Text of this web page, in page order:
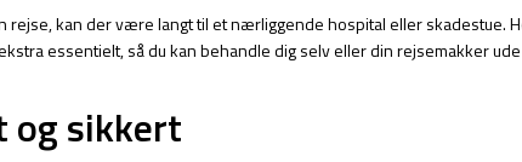
rejse, kan der være langt til et nærliggende hospital eller
essentielt, så du kan behandle dig selv eller din rejsemakker
og sikkert